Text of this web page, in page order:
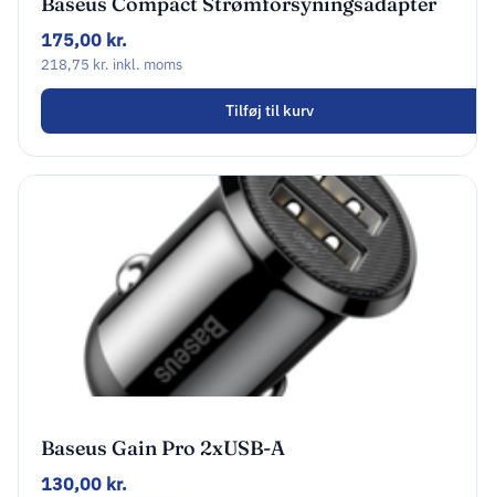
30Watt 1xUSB-C + 2xUSB
175,00 kr.
218,75 kr. inkl. moms
Tilføj til kurv
Baseus Gain Pro 2xUSB-A
130,00 kr.